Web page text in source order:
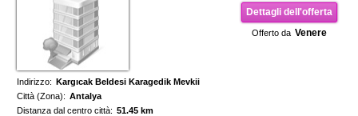
Dettagli dell'offerta
Offerto da Venere
Indirizzo: Kargıcak Beldesi Karagedik Mevkii
Città (Zona): Antalya
Distanza dal centro città: 51.45 km